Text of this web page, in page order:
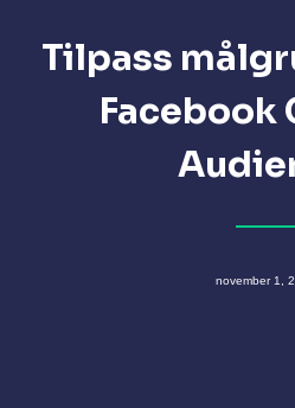
Tilpass
Facebook
november 1,